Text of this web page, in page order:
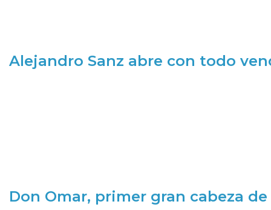
Alejandro Sanz abre con todo
Don Omar, primer gran cabeza